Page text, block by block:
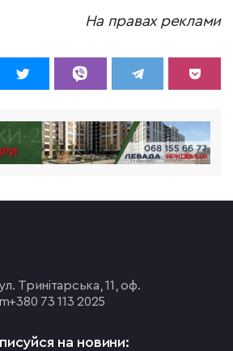
На правах реклами
Тринітарська, 11, оф.
+380 73 113 2025
на новини: